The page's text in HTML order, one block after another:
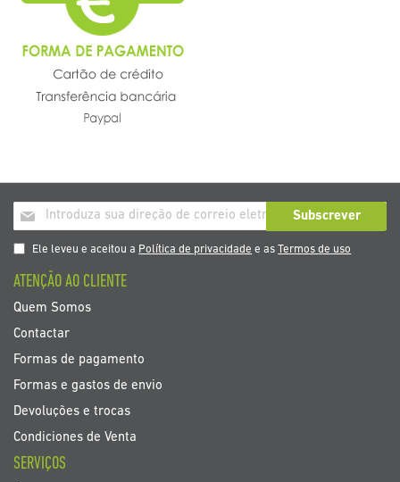
Inscrição
a
nosso
de
noticias
Subscrever
Ele leveu e aceitou a Política de privacidade e asTermos de uso
ATENÇÃO AO CLIENTE
Quem Somos
Contactar
Formas de pagamento
Formas e gastos de envio
Devoluções e trocas
Condiciones de Venta
SERVIÇOS